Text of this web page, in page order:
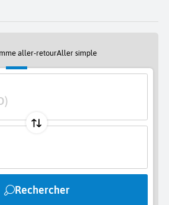
aller-retourAller simple
Rechercher